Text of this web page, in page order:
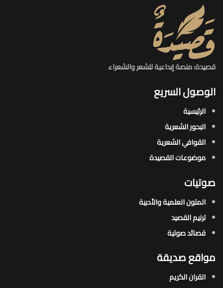
قصيدة: منصة إبداعية للشعر والشعراء
الوصول السريع
الرئيسية
البحور الشعرية​
القوافي الشعرية​
موضوعات القصيدة​
صوتيات
المتون العلمية والأدبية
ترنيم القصيد
قصائد صوتية
مواقع صديقة
القران الكريم